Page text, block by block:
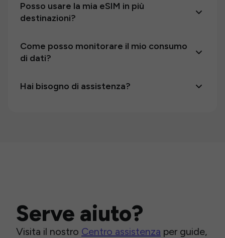
Posso usare la mia eSIM in più
destinazioni?
Come posso monitorare il mio consumo
di dati?
Hai bisogno di assistenza?
Serve aiuto?
Visita il nostro Centro assistenza per guide,